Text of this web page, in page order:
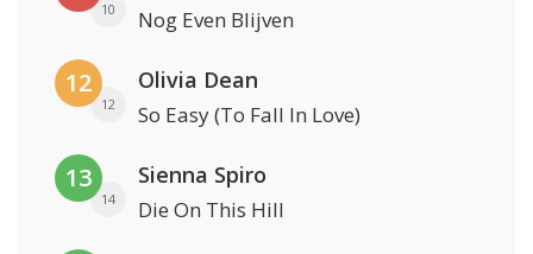
10 Nog Even Blijven
12
12
Olivia Dean
So Easy (To Fall In Love)
13
14
Sienna Spiro
Die On This Hill